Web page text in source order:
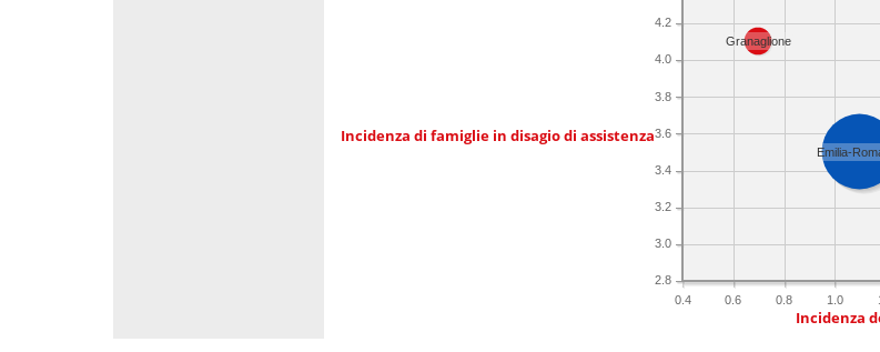
Incidenza di famiglie in disagio di assistenza
0.4 0.6 0.8 1.0
2.8
3.0
3.2
3.4
3.6
3.8
4.0
4.2
Emilia-
Granaglione
Incidenza